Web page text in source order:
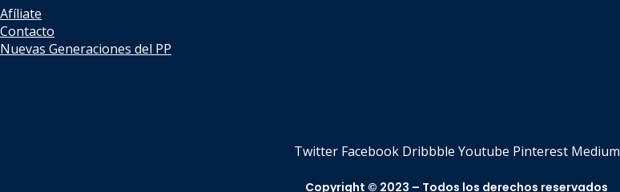
Afíliate
Contacto
Nuevas Generaciones del PP
Twitter Facebook Dribbble Youtube Pinterest Medium
Copyright © 2023 – Todos los derechos reservados